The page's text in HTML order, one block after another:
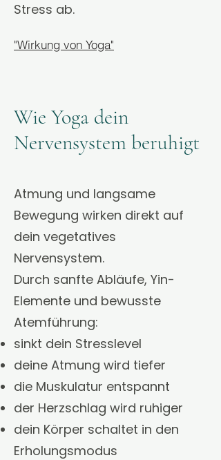
Stress ab.
"Wirkung von Yoga"
Wie Yoga dein
Nervensystem beruhigt
Atmung und langsame
Bewegung wirken direkt auf
dein vegetatives
Nervensystem.
Durch sanfte Abläufe, Yin-
Elemente und bewusste
Atemführung:
sinkt dein Stresslevel
deine Atmung wird tiefer
die Muskulatur entspannt
der Herzschlag wird ruhiger
dein Körper schaltet in den
Erholungsmodus